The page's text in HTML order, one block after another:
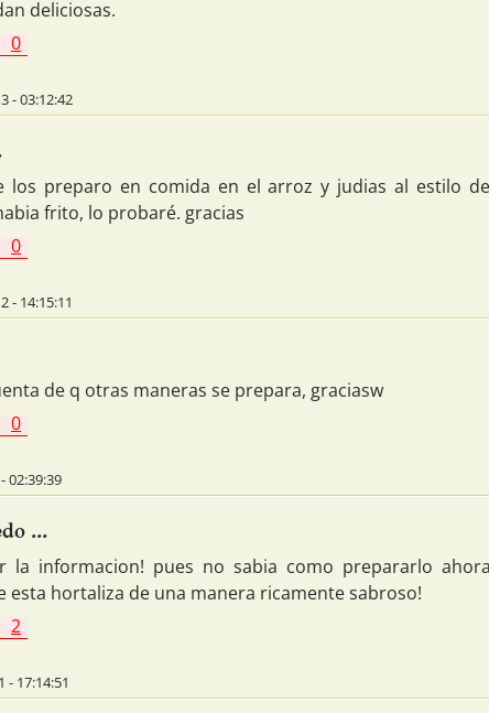
deliciosas.
0
- 03:12:42
los preparo en comida en el arroz y judias al estilo
frito, lo probaré. gracias
0
- 14:15:11
de q otras maneras se prepara, graciasw
0
02:39:39
...
la informacion! pues no sabia como prepararlo
esta hortaliza de una manera ricamente sabroso!
2
- 17:14:51